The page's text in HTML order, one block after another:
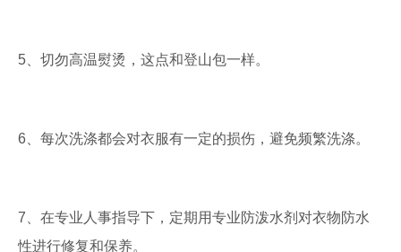
5、切勿高温熨烫，这点和登山包一样。
6、每次洗涤都会对衣服有一定的损伤，避免频繁洗涤。
7、在专业人事指导下，定期用专业防泼水剂对衣物防水
性进行修复和保养。